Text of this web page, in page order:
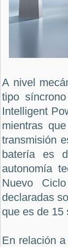
A nivel
tipo
Intelligent
mientras
transmisión
batería es
autonomía
Nuevo
declaradas
que es de 15
En relación